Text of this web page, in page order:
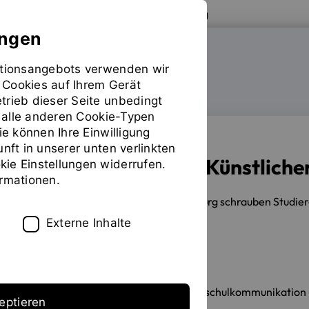
Zur Website der OTH Regensburg
FAKULTÄT MASCHINENBAU
Agrarroboter mit
An der OTH Regensburg schrauben
Unkraut befreien soll.
Stabsstelle
verwenden wir
auf Ihrem Gerät
dieser Seite unbedingt
anderen Cookie-Typen
können Ihre Einwilligung
in unserer unten verlinkten
Einstellungen widerrufen.
Externe Inhalte